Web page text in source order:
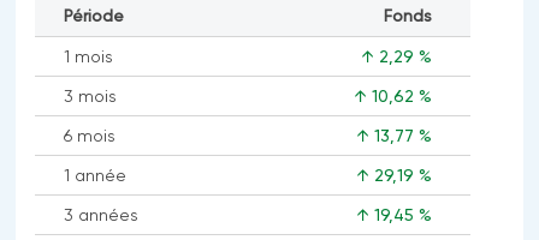
Période Fonds
1 mois ↑ 2,29 %
3 mois ↑ 10,62 %
6 mois ↑ 13,77 %
1 année ↑ 29,19 %
3 années ↑ 19,45 %